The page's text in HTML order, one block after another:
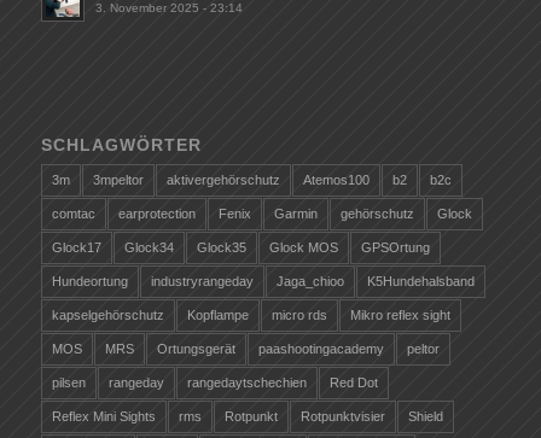
3. November 2025 - 23:14
SCHLAGWÖRTER
3m 3mpeltor aktivergehörschutz Atemos100 b2 b2c
comtac earprotection Fenix Garmin gehörschutz Glock
Glock17 Glock34 Glock35 Glock MOS GPSOrtung
Hundeortung industryrangeday Jaga_chioo K5Hundehalsband
kapselgehörschutz Kopflampe micro rds Mikro reflex sight
MOS MRS Ortungsgerät paashootingacademy peltor
pilsen rangeday rangedaytschechien Red Dot
Reflex Mini Sights rms Rotpunkt Rotpunktvisier Shield